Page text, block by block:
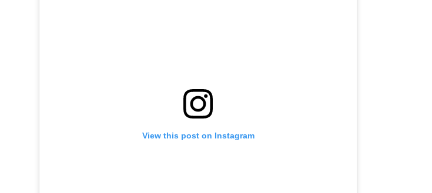
View this post on Instagram